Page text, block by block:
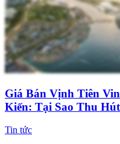
Giá Bán Vịnh Tiên
Kiến: Tại Sao Thu
Tin tức